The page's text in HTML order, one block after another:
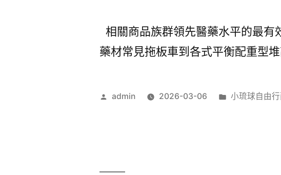
相關商品族群領先醫藥水平的最有
藥材常見拖板車到各式平衡配重型
作
admin 2026-03-06
分
小琉球自由